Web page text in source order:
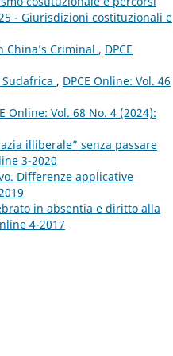
- Giurisdizioni costituzionali e
China’s Criminal , DPCE
, DPCE Online: Vol. 46
Online: Vol. 68 No. 4 (2024):
illiberale” senza passare
3-2020
Differenze applicative
in absentia e diritto alla
4-2017